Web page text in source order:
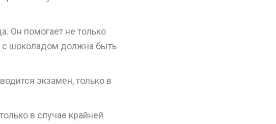
Он помогает не только
с шоколадом должна быть
экзамен, только в
в случае крайней